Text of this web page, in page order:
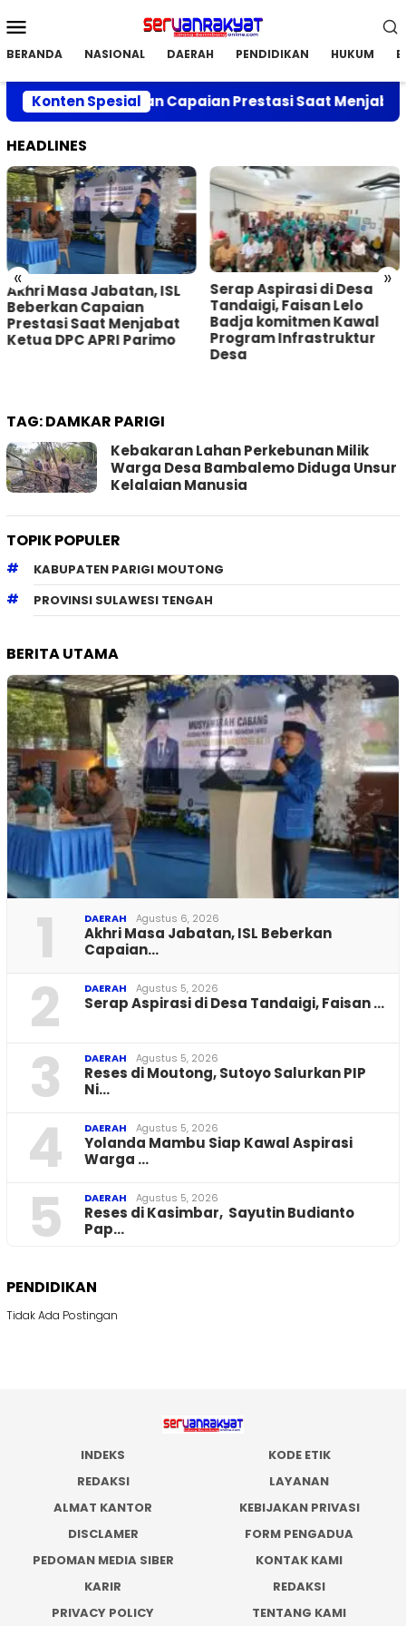
ke
Mobile
BERANDA NASIONAL DAERAH PENDIDIKAN HUKUM
Konten Spesial
ISL Beberkan Capaian Prestasi Saat Menjabat
HEADLINES
« »
Akhri Masa Jabatan, ISL
Beberkan Capaian
Prestasi Saat Menjabat
Ketua DPC APRI Parimo
Serap Aspirasi di Desa
Tandaigi, Faisan Lelo
Badja komitmen Kawal
Program Infrastruktur
Desa
TAG:DAMKAR PARIGI
Kebakaran Lahan Perkebunan Milik
Warga Desa Bambalemo Diduga Unsur
Kelalaian Manusia
TOPIK POPULER
KABUPATEN PARIGI MOUTONG
PROVINSI SULAWESI TENGAH
BERITA UTAMA
1 DAERAH Agustus 6, 2026
Akhri Masa Jabatan, ISL Beberkan
Capaian…
2 DAERAH Agustus 5, 2026
Serap Aspirasi di Desa Tandaigi, Faisan …
3 DAERAH Agustus 5, 2026
Reses di Moutong, Sutoyo Salurkan PIP
Ni…
4 DAERAH Agustus 5, 2026
Yolanda Mambu Siap Kawal Aspirasi
Warga …
5 DAERAH Agustus 5, 2026
Reses di Kasimbar, Sayutin Budianto
Pap…
PENDIDIKAN
Tidak Ada Postingan
INDEKS
KODE ETIK
REDAKSI
LAYANAN
ALMAT KANTOR
KEBIJAKAN PRIVASI
DISCLAMER
FORM PENGADUA
PEDOMAN MEDIA SIBER
KONTAK KAMI
KARIR
REDAKSI
PRIVACY POLICY
TENTANG KAMI